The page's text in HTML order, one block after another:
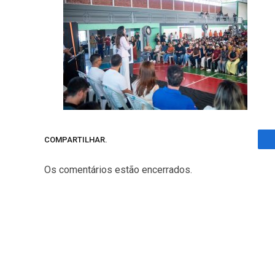
COMPARTILHAR.
Os comentários estão encerrados.